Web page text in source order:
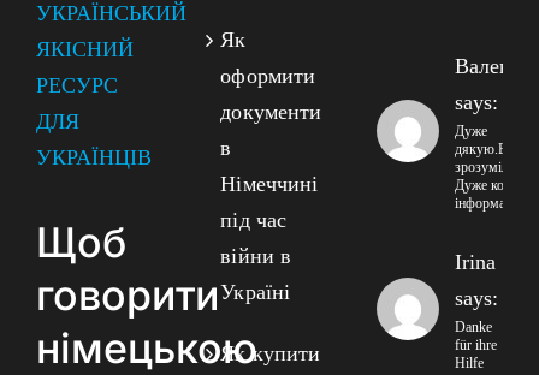
УКРАЇНСЬКИЙ
ЯКІСНИЙ
РЕСУРС
ДЛЯ
УКРАЇНЦІВ
Щоб
говорити
німецькою
Як
оформити
документи
в
Німеччині
під час
війни в
Україні
Як купити
says:
Дуже
дякую.Все
зрозуміло!!
Дуже корисна
інформація!
Irina
says:
Danke
für ihre
Hilfe